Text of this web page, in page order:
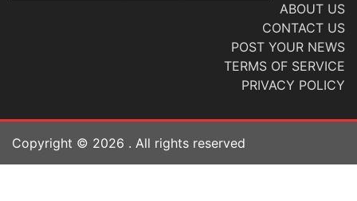
ABOUT US
CONTACT US
POST YOUR NEWS
TERMS OF SERVICE
PRIVACY POLICY
Copyright © 2026 . All rights reserved